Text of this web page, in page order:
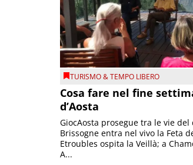
TURISMO & TEMPO LIBERO
Cosa fare nel fine
d’Aosta
GiocAosta prosegue tra le vie del
Brissogne entra nel vivo la Feta
Etroubles ospita la Veillà; a
A...